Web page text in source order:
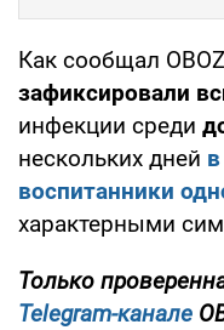
Как сообщал
зафиксировали
инфекции среди
нескольких дней
воспитанники
характерными
Только
Telegram-канале